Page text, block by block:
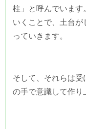
柱」と呼んでいます
いくことで、土台
っていきます。
そして、それらは受
の手で意識して作り